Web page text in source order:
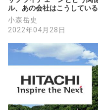
ル、あの会社はこうしてい
小森岳史
2022年04月28日